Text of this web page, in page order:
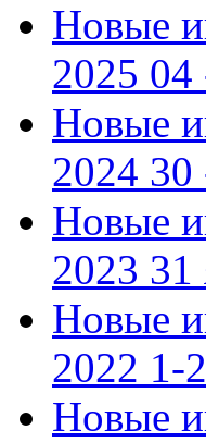
Новые
2025 04
Новые
2024 30
Новые
2023 31
Новые
2022 1-
Новые